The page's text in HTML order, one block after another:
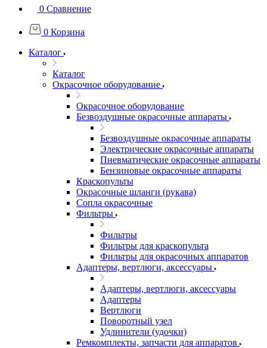
0 Сравнение
0 Корзина
Каталог
Каталог
Окрасочное оборудование
Окрасочное оборудование
Безвоздушные окрасочные аппараты
Безвоздушные окрасочные аппараты
Электрические окрасочные аппараты
Пневматические окрасочные аппараты
Бензиновые окрасочные аппараты
Краскопульты
Окрасочные шланги (рукава)
Сопла окрасочные
Фильтры
Фильтры
Фильтры для краскопульта
Фильтры для окрасочных аппаратов
Адаптеры, вертлюги, аксессуары
Адаптеры, вертлюги, аксессуары
Адаптеры
Вертлюги
Поворотный узел
Удлинители (удочки)
Ремкомплекты, запчасти для аппаратов